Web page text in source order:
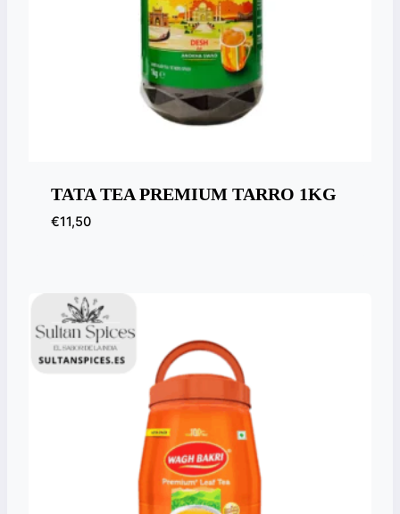
TATA TEA PREMIUM TARRO 1KG
€11,50